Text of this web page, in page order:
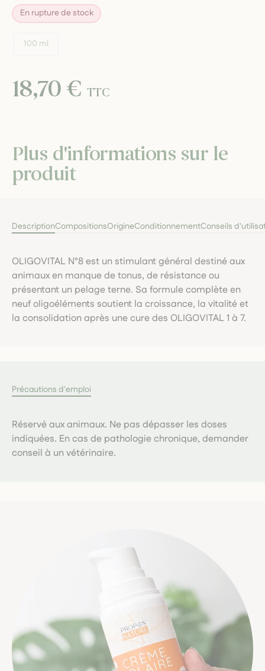
En rupture de stock
100 ml
18,70 €TTC
Plus d'informations sur le
produit
DescriptionCompositionsOrigineConditionnementConseils
OLIGOVITAL N°8 est un stimulant général destiné aux
animaux en manque de tonus, de résistance ou
présentant un pelage terne. Sa formule complète en
neuf oligoéléments soutient la croissance, la vitalité et
la consolidation après une cure des OLIGOVITAL 1 à 7.
Précautions d'emploi
Réservé aux animaux. Ne pas dépasser les doses
indiquées. En cas de pathologie chronique, demander
conseil à un vétérinaire.